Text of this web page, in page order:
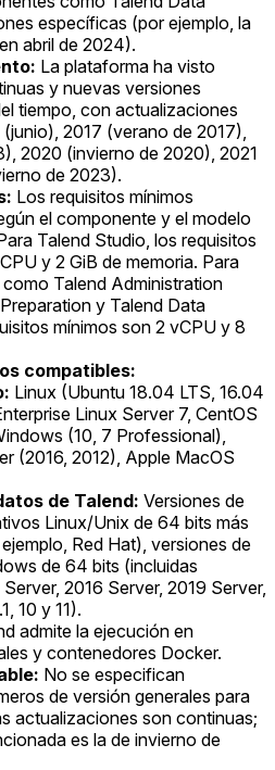
específicas (por ejemplo, la
abril de 2024).
La plataforma ha visto
y nuevas versiones
tiempo, con actualizaciones
2017 (verano de 2017),
2020 (invierno de 2020), 2021
de 2023).
Los requisitos mínimos
el componente y el modelo
Talend Studio, los requisitos
y 2 GiB de memoria. Para
Talend Administration
y Talend Data
mínimos son 2 vCPU y 8
compatibles:
Linux (Ubuntu 18.04 LTS, 16.04
Linux Server 7, CentOS
(10, 7 Professional),
(2016, 2012), Apple MacOS
de Talend: Versiones de
Linux/Unix de 64 bits más
Red Hat), versiones de
de 64 bits (incluidas
2016 Server, 2019 Server,
10 y 11).
admite la ejecución en
y contenedores Docker.
No se especifican
de versión generales para
actualizaciones son continuas;
es la de invierno de